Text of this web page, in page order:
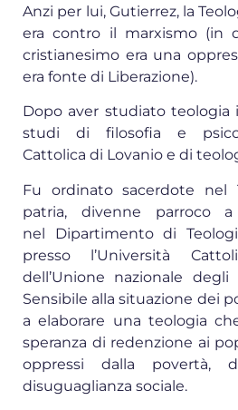
Anzi per lui, Gutierrez, la
era contro il marxismo (in
cristianesimo era una
era fonte di Liberazione).
Dopo aver studiato teologia
studi di filosofia e
Cattolica di Lovanio e di
Fu ordinato sacerdote
patria, divenne parroco
nel Dipartimento di
presso l’Università
dell’Unione nazionale
Sensibile alla situazione dei
a elaborare una teologia
speranza di redenzione ai
oppressi dalla povertà,
disuguaglianza sociale.